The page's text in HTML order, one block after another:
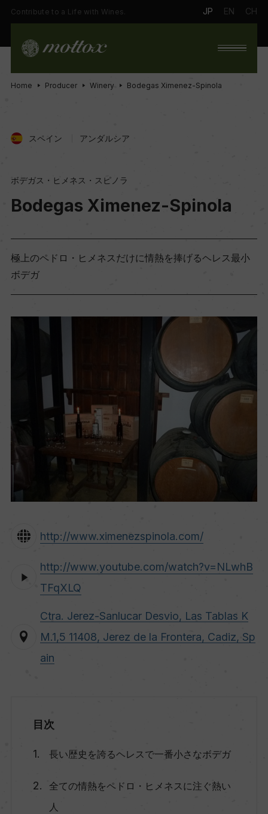
Contribute to a Life with Wines. JP EN CH
Home Producer Winery Bodegas Ximenez-Spinola
スペイン アンダルシア
ボデガス・ヒメネス・スピノラ
Bodegas Ximenez-Spinola
極上のペドロ・ヒメネスだけに情熱を捧げるヘレス最小
ボデガ
http://www.ximenezspinola.com/
http://www.youtube.com/watch?v=NLwhB
TFqXLQ
Ctra. Jerez-Sanlucar Desvio, Las Tablas K
M.1,5 11408, Jerez de la Frontera, Cadiz, Sp
ain
目次
長い歴史を誇るヘレスで一番小さなボデガ
全ての情熱をペドロ・ヒメネスに注ぐ熱い
人